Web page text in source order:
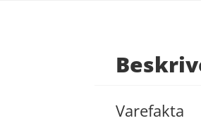
Varefakta